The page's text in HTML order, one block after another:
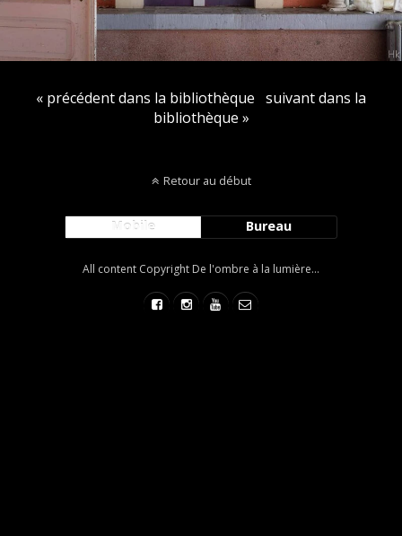
« précédent dans la bibliothèque suivant dans la
bibliothèque »
Retour au début
Mobile Bureau
All content Copyright De l'ombre à la lumière...